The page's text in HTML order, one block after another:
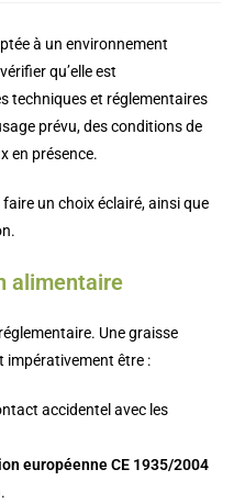
à un environnement
qu’elle est
techniques et réglementaires
prévu, des conditions de
en présence.
un choix éclairé, ainsi que
alimentaire
Une graisse
impérativement être :
accidentel avec les
européenne CE 1935/2004